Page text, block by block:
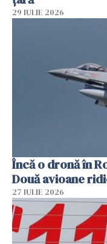
29 IULIE 2026
Încă o dronă în
Două avioane
27 IULIE 2026